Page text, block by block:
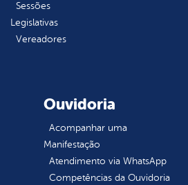
Sessões
Legislativas
Vereadores
Ouvidoria
Acompanhar uma
Manifestação
Atendimento via WhatsApp
Competências da Ouvidoria